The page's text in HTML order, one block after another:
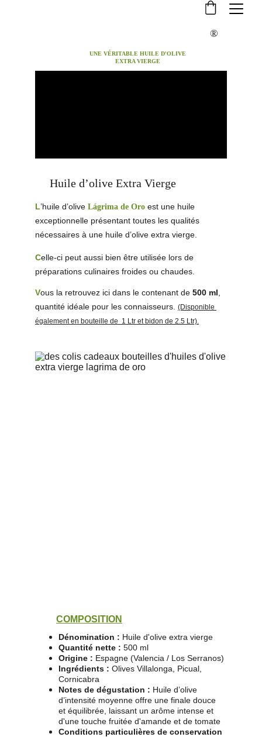
UNE VÉRITABLE HUILE D'OLIVE
EXTRA VIERGE
®
     Huile d’olive Extra Vierge
L’huile d’olive Lágrima de Oro est une huile
exceptionnelle présentant toutes les qualités
nécessaires à une huile d’olive extra vierge.
Celle-ci peut aussi bien être utilisée lors de
préparations culinaires froides ou chaudes.
Vous la retrouvez ici dans le contenant de 500 ml
quantité idéale pour les connaisseurs. (Disponible
également en bouteille de  1 Ltr et bidon de 2.5 Ltr).
COMPOSITION
Dénomination : Huile d'olive extra vierge
Quantité nette : 500 ml
Origine : Espagne (Valencia / Los Serranos)
Ingrédients : Olives Villalonga, Picual,
Cornicabra
Notes de dégustation : Huile d’olive
d’intensité moyenne offre une finale douce
et équilibrée, laissant un arôme intense et
d'une touche fruitée d'amande et de tomate
Conditions particulières de conservation